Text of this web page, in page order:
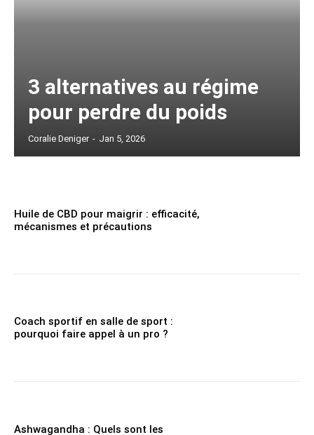
3 alternatives au régime
pour perdre du poids
Coralie Deniger - Jan 5, 2026
Huile de CBD pour maigrir : efficacité,
mécanismes et précautions
Coach sportif en salle de sport :
pourquoi faire appel à un pro ?
Ashwagandha : Quels sont les